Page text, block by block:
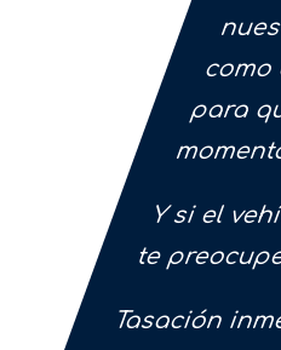
como
para
Y si el
te
Tasación